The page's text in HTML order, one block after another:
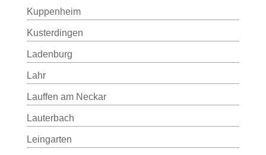
Kuppenheim
Kusterdingen
Ladenburg
Lahr
Lauffen am Neckar
Lauterbach
Leingarten